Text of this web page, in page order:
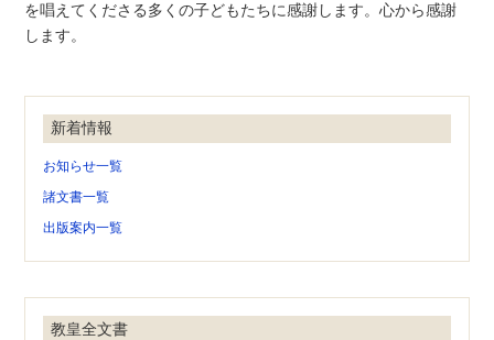
を唱えてくださる多くの子どもたちに感謝します。心から感謝
します。
新着情報
お知らせ一覧
諸文書一覧
出版案内一覧
教皇全文書